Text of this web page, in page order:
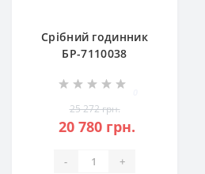
Срібний годинник
БР-7110038
25 272 грн.
20 780 грн.
- +